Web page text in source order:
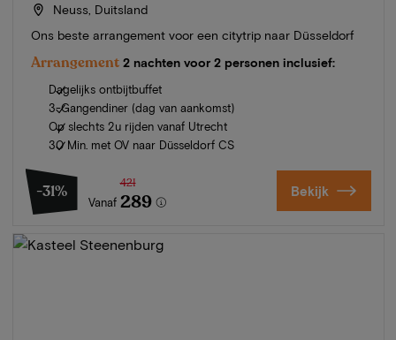
Neuss, Duitsland
Ons beste arrangement voor een citytrip naar Düsseldorf
Arrangement 2 nachten voor 2 personen inclusief:
Dagelijks ontbijtbuffet
3-Gangendiner (dag van aankomst)
Op slechts 2u rijden vanaf Utrecht
30 Min. met OV naar Düsseldorf CS
-31%
Vanaf
421
289 Bekijk